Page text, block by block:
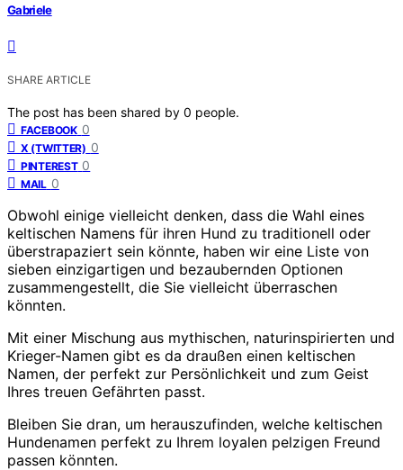
Gabriele
SHARE ARTICLE
The post has been shared by 0 people.
FACEBOOK 0
X (TWITTER) 0
PINTEREST 0
MAIL 0
Obwohl einige vielleicht denken, dass die Wahl eines
keltischen Namens für ihren Hund zu traditionell oder
überstrapaziert sein könnte, haben wir eine Liste von
sieben einzigartigen und bezaubernden Optionen
zusammengestellt, die Sie vielleicht überraschen
könnten.
Mit einer Mischung aus mythischen, naturinspirierten und
Krieger-Namen gibt es da draußen einen keltischen
Namen, der perfekt zur Persönlichkeit und zum Geist
Ihres treuen Gefährten passt.
Bleiben Sie dran, um herauszufinden, welche keltischen
Hundenamen perfekt zu Ihrem loyalen pelzigen Freund
passen könnten.